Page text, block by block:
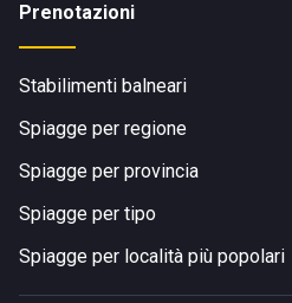
Prenotazioni
Stabilimenti balneari
Spiagge per regione
Spiagge per provincia
Spiagge per tipo
Spiagge per località più popolari